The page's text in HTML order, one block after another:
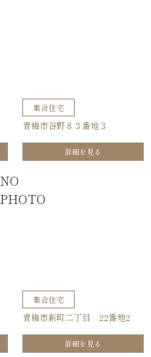
集合住宅
青梅市谷野８３番地３
詳細を見る
NO
PHOTO
集合住宅
青梅市新町二丁目 22番地2
詳細を見る